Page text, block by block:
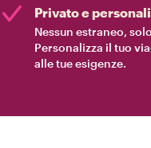
Privato e
Nessun estraneo,
Personalizza il tuo
alle tue esigenze.